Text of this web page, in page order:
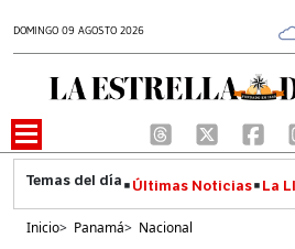
DOMINGO 09 AGOSTO 2026
Últimas Noticias La
Inicio> Panamá> Nacional